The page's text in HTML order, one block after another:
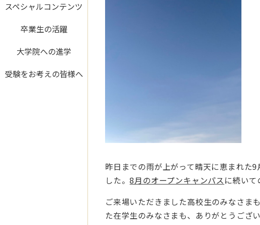
スペシャルコンテンツ
卒業生の活躍
大学院への進学
受験をお考えの皆様へ
昨日までの雨が上がって晴天に恵まれた
した。8月のオープンキャンパスに続いて
ご来場いただきました高校生のみなさま
た在学生のみなさまも、ありがとうござい